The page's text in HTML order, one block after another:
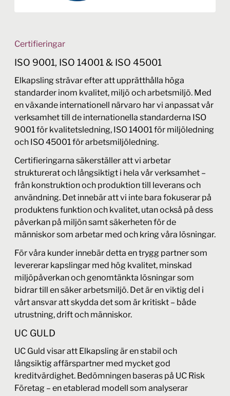
Certifieringar
ISO 9001, ISO 14001 & ISO 45001
Elkapsling strävar efter att upprätthålla höga
standarder inom kvalitet, miljö och arbetsmiljö. Med
en växande internationell närvaro har vi anpassat vår
verksamhet till de internationella standarderna ISO
9001 för kvalitetsledning, ISO 14001 för miljöledning
och ISO 45001 för arbetsmiljöledning.
Certifieringarna säkerställer att vi arbetar
strukturerat och långsiktigt i hela vår verksamhet –
från konstruktion och produktion till leverans och
användning. Det innebär att vi inte bara fokuserar på
produktens funktion och kvalitet, utan också på dess
påverkan på miljön samt säkerheten för de
människor som arbetar med och kring våra lösningar.
För våra kunder innebär detta en trygg partner som
levererar kapslingar med hög kvalitet, minskad
miljöpåverkan och genomtänkta lösningar som
bidrar till en säker arbetsmiljö. Det är en viktig del i
vårt ansvar att skydda det som är kritiskt – både
utrustning, drift och människor.
UC GULD
UC Guld visar att Elkapsling är en stabil och
långsiktig affärspartner med mycket god
kreditvärdighet. Bedömningen baseras på UC Risk
Företag – en etablerad modell som analyserar